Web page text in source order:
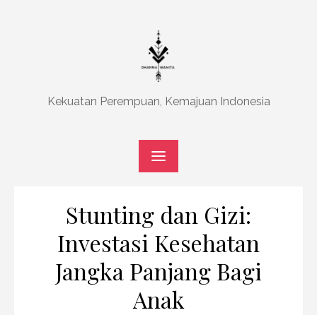
Kekuatan Perempuan, Kemajuan Indonesia
Stunting dan Gizi:
Investasi Kesehatan
Jangka Panjang Bagi
Anak